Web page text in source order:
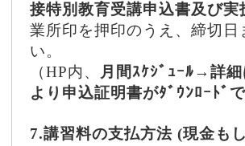
接特別教育受講申込書及び
業所印を押印のうえ、締切
い。
（HP内、
月間ｽｹｼﾞｭｰﾙ→詳
より申込証明書がﾀﾞｳﾝﾛｰﾄﾞ
7.講習料の支払方法 (現金も